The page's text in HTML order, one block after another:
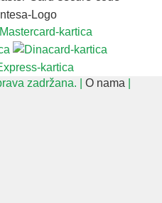
zadržana. | O nama